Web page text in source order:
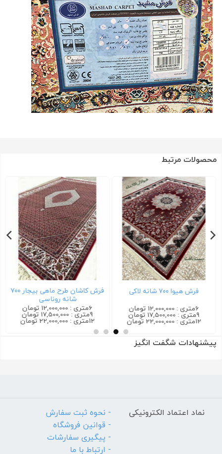
محصولات مرتبط
فرش هیوا ۷۰۰ شانه لاکی
6متری : 12,000,000 تومان
9متری : 17,500,000 تومان
12متری : 22,000,000 تومان
فرش کاشان طرح ماهی بیجار ۷۰۰
شانه روناسی
6متری : 12,000,000 تومان
9متری : 17,500,000 تومان
12متری : 22,000,000 تومان
پیشنهادات شگفت انگیز
نماد اعتماد الکترونیکی
- نحوه ثبت سفارش
- قوانین فروشگاه
- پیگیری سفارشات
- ارتباط با ما